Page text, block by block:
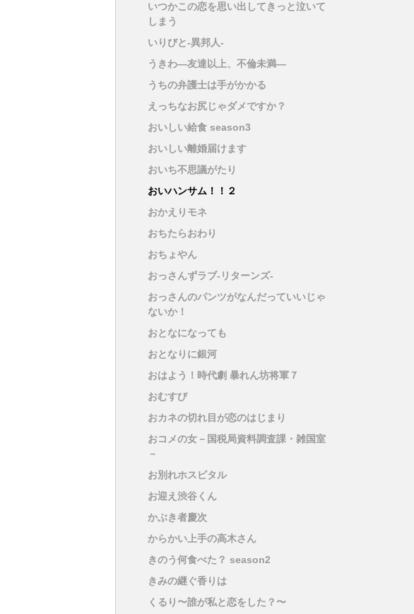
いつかこの恋を思い出してきっと泣いて
しまう
いりびと-異邦人-
うきわ―友達以上、不倫未満―
うちの弁護士は手がかかる
えっちなお尻じゃダメですか？
おいしい給食 season3
おいしい離婚届けます
おいち不思議がたり
おいハンサム！！２
おかえりモネ
おちたらおわり
おちょやん
おっさんずラブ-リターンズ-
おっさんのパンツがなんだっていいじゃ
ないか！
おとなになっても
おとなりに銀河
おはよう！時代劇 暴れん坊将軍７
おむすび
おカネの切れ目が恋のはじまり
おコメの女－国税局資料調査課・雑国室
－
お別れホスピタル
お迎え渋谷くん
かぶき者慶次
からかい上手の高木さん
きのう何食べた？ season2
きみの継ぐ香りは
くるり〜誰が私と恋をした？〜